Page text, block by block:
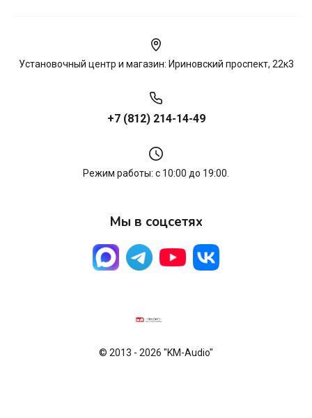
© 2013 - 2026 "KM-Audio"
Установочный центр и магазин: Ириновский проспект, 22к3
+7 (812) 214-14-49
Режим работы: с 10:00 до 19:00.
Мы в соцсетях